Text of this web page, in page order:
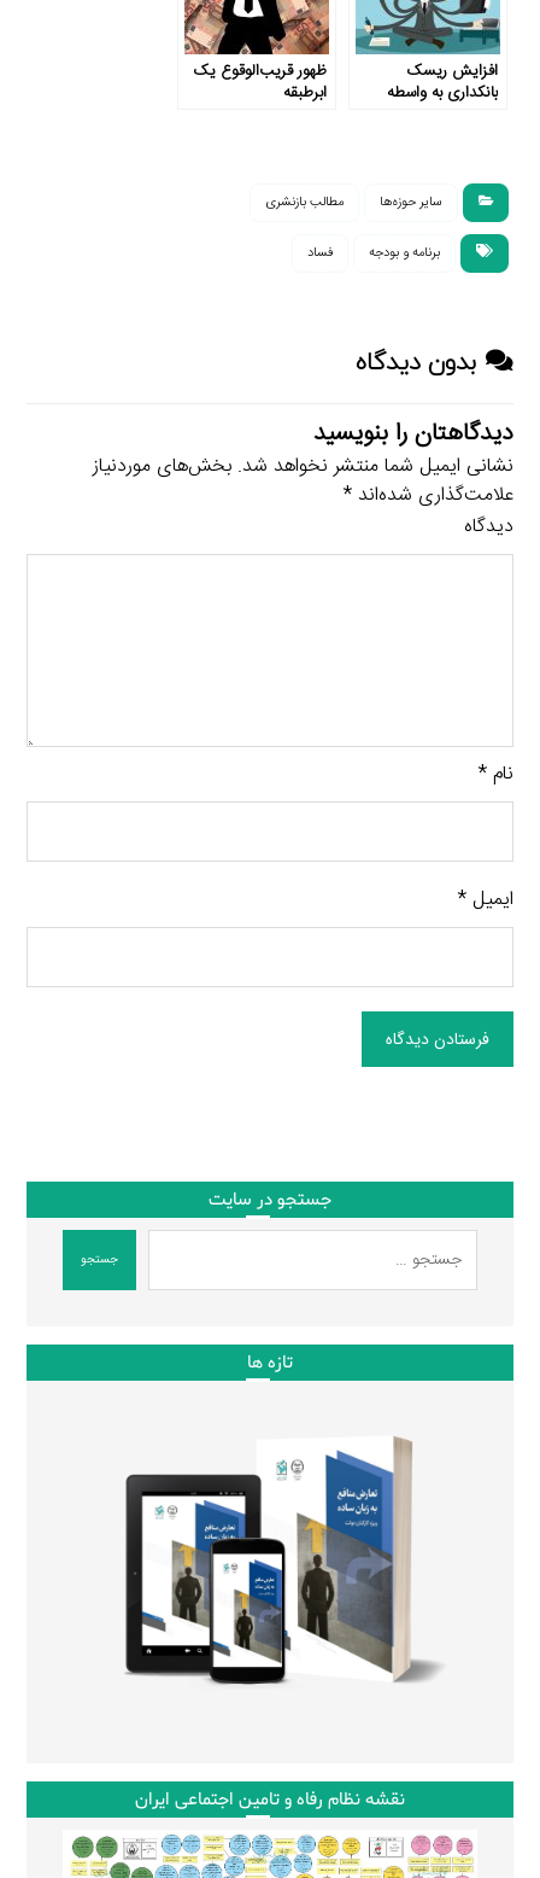
افزایش ریسک
بانکداری به واسطه
ظهور قریب‌الوقوع یک
ابرطبقه
سایر حوزه‌ها مطالب بازنشری
برنامه و بودجه فساد
بدون دیدگاه
دیدگاهتان را بنویسید
نشانی ایمیل شما منتشر نخواهد شد. بخش‌های موردنیاز
علامت‌گذاری شده‌اند*
دیدگاه
نام*
ایمیل*
فرستادن دیدگاه
جستجو در سایت
جستجو
تازه ها
نقشه نظام رفاه و تامین اجتماعی ایران